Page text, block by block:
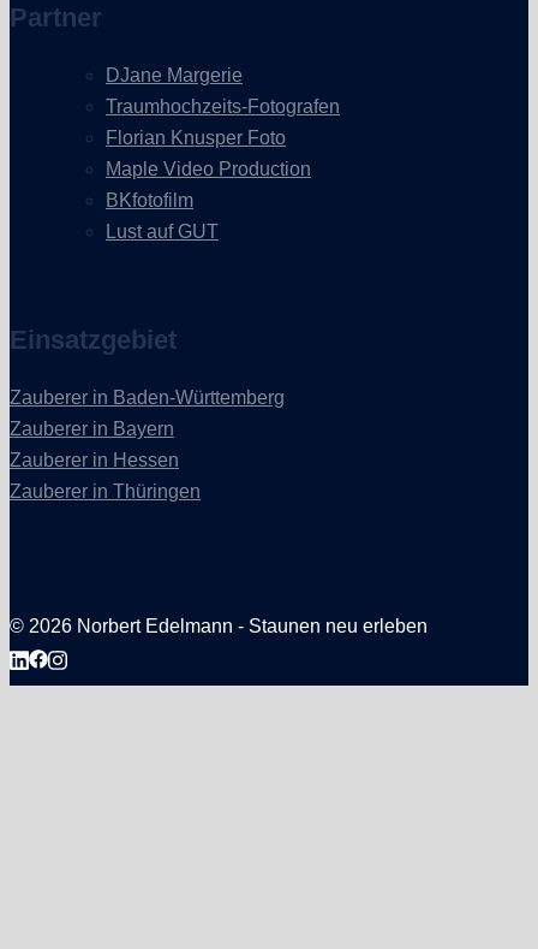
Partner
DJane Margerie
Traumhochzeits-Fotografen
Florian Knusper Foto
Maple Video Production
BKfotofilm
Lust auf GUT
Einsatzgebiet
Zauberer in Baden-Württemberg
Zauberer in Bayern
Zauberer in Hessen
Zauberer in Thüringen
© 2026 Norbert Edelmann - Staunen neu erleben